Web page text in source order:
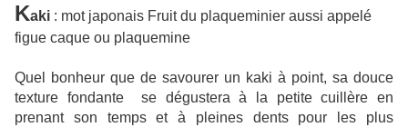
Kaki : mot japonais Fruit du plaqueminier aussi appelé
figue caque ou plaquemine
Quel bonheur que de savourer un kaki à point, sa douce
texture fondante
se dégustera à la petite cuillère en
prenant son temps et à pleines dents pour les plus